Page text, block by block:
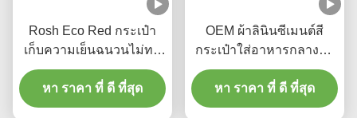
Rosh Eco Red กระเป๋า
เก็บความเย็นฉนวนไม่ทอ
สำหรับการจัดเก็บ
หา ราคา ที่ ดี ที่สุด
OEM ผ้าลินินซีเมนต์สี
กระเป๋าใส่อาหารกลางวัน
แบบถ่ายเทความร้อน
หา ราคา ที่ ดี ที่สุด